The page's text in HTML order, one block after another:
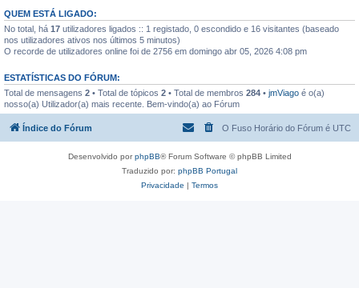
QUEM ESTÁ LIGADO:
No total, há 17 utilizadores ligados :: 1 registado, 0 escondido e 16 visitantes (baseado
nos utilizadores ativos nos últimos 5 minutos)
O recorde de utilizadores online foi de 2756 em domingo abr 05, 2026 4:08 pm
ESTATÍSTICAS DO FÓRUM:
Total de mensagens 2 • Total de tópicos 2 • Total de membros 284 • jmViago é o(a)
nosso(a) Utilizador(a) mais recente. Bem-vindo(a) ao Fórum
Índice do Fórum O Fuso Horário do Fórum é UTC
Desenvolvido porphpBB® Forum Software © phpBB Limited
Traduzido por: phpBB Portugal
Privacidade | Termos